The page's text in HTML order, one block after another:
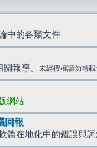
中的各類文件
報導。 未經授權請勿轉載
網站
回報
體在地化中的錯誤與